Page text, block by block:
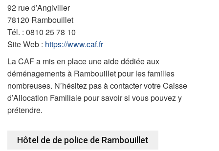
92 rue d’Angiviller
78120 Rambouillet
Tél. : 0810 25 78 10
Site Web : https://www.caf.fr
La CAF a mis en place une aide dédiée aux
déménagements à Rambouillet pour les familles
nombreuses. N’hésitez pas à contacter votre Caisse
d’Allocation Familiale pour savoir si vous pouvez y
prétendre.
Hôtel de de police de Rambouillet